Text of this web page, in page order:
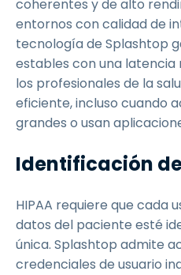
coherentes y de alto
entornos con calidad de
tecnología de Splashtop
estables con una
los profesionales de la
eficiente, incluso cuando
grandes o usan
Identificación
HIPAA requiere que cada
datos del paciente esté
única. Splashtop admite
credenciales de usuario